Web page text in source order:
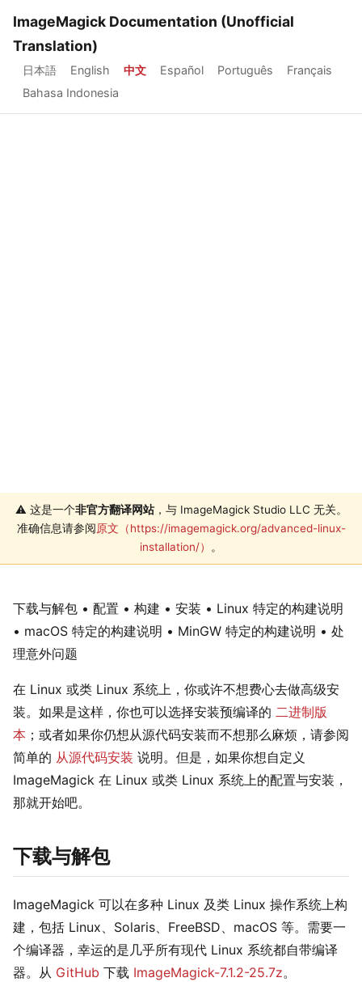
ImageMagick Documentation (Unofficial
Translation)
日本語 English 中文 Español Português
Français
Bahasa Indonesia
⚠️ 这是一个非官方翻译网站，与 ImageMagick Studio LLC 无关。
准确信息请参阅原文（https://imagemagick.org/advanced-linux-
installation/）
。
下载与解包 • 配置 • 构建 • 安装 • Linux 特定的构建说明
• macOS 特定的构建说明 • MinGW 特定的构建说明 • 处
理意外问题
在 Linux 或类 Linux 系统上，你或许不想费心去做高级安
装。如果是这样，你也可以选择安装预编译的 二进制版
本 ；或者如果你仍想从源代码安装而不想那么麻烦，请参阅
简单的 从源代码安装 说明。但是，如果你想自定义
ImageMagick 在 Linux 或类 Linux 系统上的配置与安装，
那就开始吧。
下载与解包
ImageMagick 可以在多种 Linux 及类 Linux 操作系统上构
建，包括 Linux、Solaris、FreeBSD、macOS 等。需要一
个编译器，幸运的是几乎所有现代 Linux 系统都自带编译
器。从 GitHub 下载 ImageMagick-7.1.2-25.7z。